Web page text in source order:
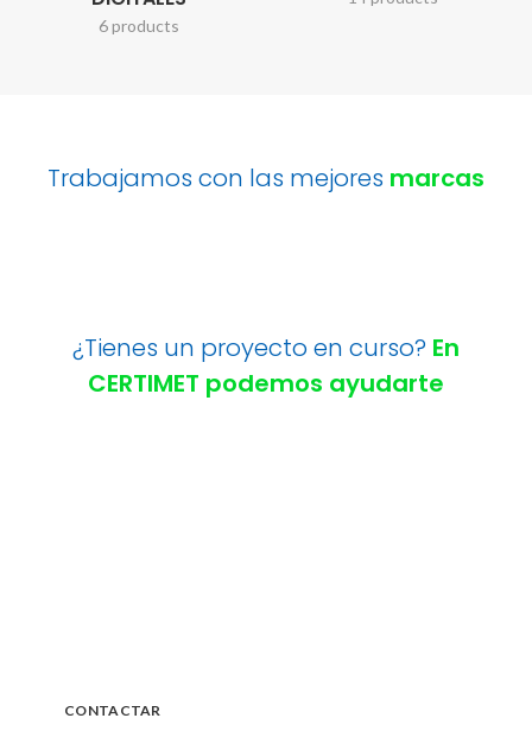
6 products
Trabajamos con las mejores marcas
¿Tienes un proyecto en curso? En
CERTIMET podemos ayudarte
CONTACTAR